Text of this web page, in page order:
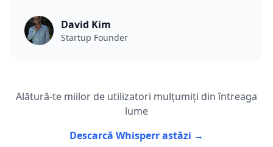
David Kim
Startup Founder
Alătură-te miilor de utilizatori mulțumiți din întreaga
lume
Descarcă Whisperr astăzi →